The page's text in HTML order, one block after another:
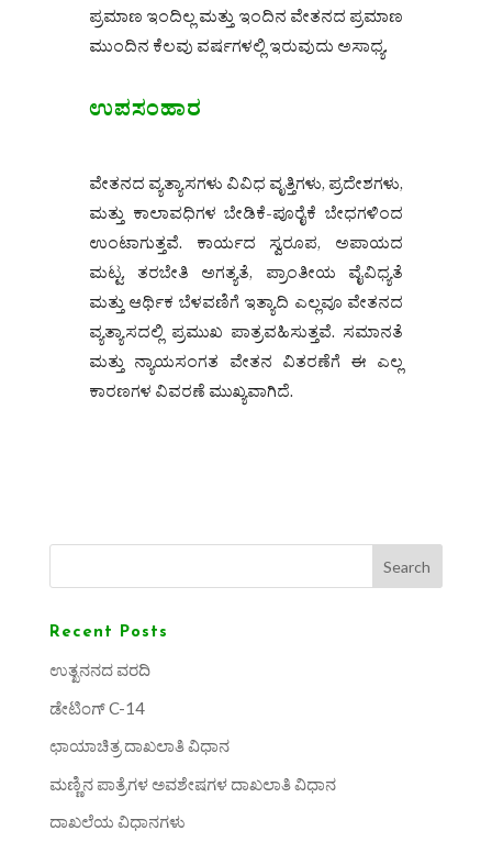
ಪ್ರಮಾಣ ಇಂದಿಲ್ಲ ಮತ್ತು ಇಂದಿನ ವೇತನದ ಪ್ರಮಾಣ
ಮುಂದಿನ ಕೆಲವು ವರ್ಷಗಳಲ್ಲಿ ಇರುವುದು ಅಸಾಧ್ಯ.
ಉಪಸಂಹಾರ
ವೇತನದ ವ್ಯತ್ಯಾಸಗಳು ವಿವಿಧ ವೃತ್ತಿಗಳು, ಪ್ರದೇಶಗಳು,
ಮತ್ತು ಕಾಲಾವಧಿಗಳ ಬೇಡಿಕೆ-ಪೂರೈಕೆ ಬೇಧಗಳಿಂದ
ಉಂಟಾಗುತ್ತವೆ. ಕಾರ್ಯದ ಸ್ವರೂಪ, ಅಪಾಯದ
ಮಟ್ಟ, ತರಬೇತಿ ಅಗತ್ಯತೆ, ಪ್ರಾಂತೀಯ ವೈವಿಧ್ಯತೆ
ಮತ್ತು ಆರ್ಥಿಕ ಬೆಳವಣಿಗೆ ಇತ್ಯಾದಿ ಎಲ್ಲವೂ ವೇತನದ
ವ್ಯತ್ಯಾಸದಲ್ಲಿ ಪ್ರಮುಖ ಪಾತ್ರವಹಿಸುತ್ತವೆ. ಸಮಾನತೆ
ಮತ್ತು ನ್ಯಾಯಸಂಗತ ವೇತನ ವಿತರಣೆಗೆ ಈ ಎಲ್ಲ
ಕಾರಣಗಳ ವಿವರಣೆ ಮುಖ್ಯವಾಗಿದೆ.
Search
Recent Posts
ಉತ್ಖನನದ ವರದಿ
ಡೇಟಿಂಗ್ C-14
ಛಾಯಾಚಿತ್ರ ದಾಖಲಾತಿ ವಿಧಾನ
ಮಣ್ಣಿನ ಪಾತ್ರೆಗಳ ಅವಶೇಷಗಳ ದಾಖಲಾತಿ ವಿಧಾನ
ದಾಖಲೆಯ ವಿಧಾನಗಳು